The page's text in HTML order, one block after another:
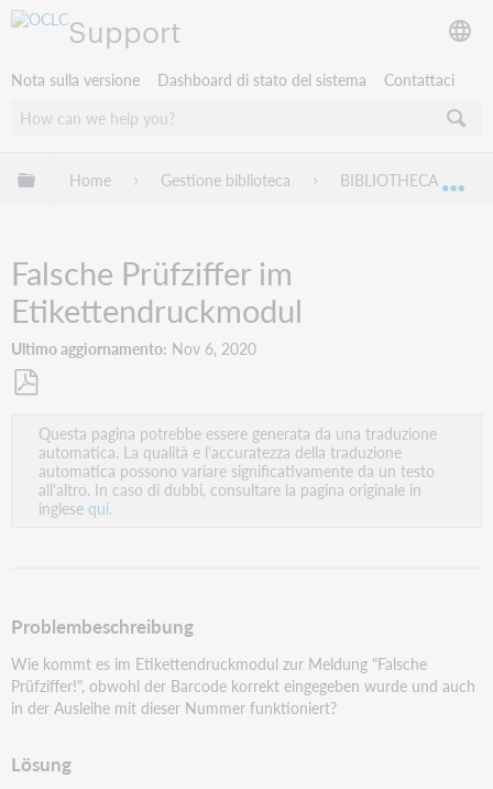
Support
Nota sulla versione Dashboard di stato del sistema Contattaci
Espandi/comprimi la gerarchia globale
Home Gestione biblioteca BIBLIOTHECA
Falsche Prüfziffer im
Etikettendruckmodul
Ultimo aggiornamento Nov 6, 2020
come
PDF
Questa pagina potrebbe essere generata da una traduzione
automatica. La qualità e l'accuratezza della traduzione
automatica possono variare significativamente da un testo
all'altro. In caso di dubbi, consultare la pagina originale in
inglesequi.
Problembeschreibung
Wie kommt es im Etikettendruckmodul zur Meldung "Falsche
Prüfziffer!", obwohl der Barcode korrekteingegeben wurde und auch
in der Ausleihe mit dieser Nummer funktioniert?
Lösung